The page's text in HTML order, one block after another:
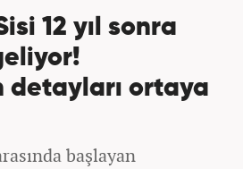
12 yıl sonra
detayları ortaya
başlayan